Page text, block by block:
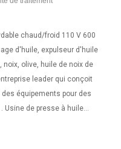
chaud/froid 110 V 600
d'huile, expulseur d'huile
olive, huile de noix de
leader qui conçoit
équipements pour des
Usine de presse à huile